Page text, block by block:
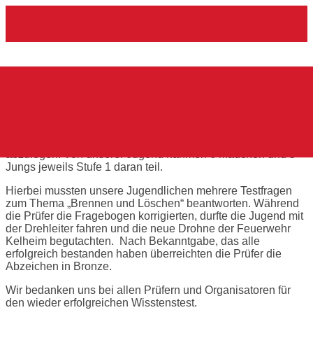
Wissenstest 2022
Jungs jeweils Stufe 1 daran teil.
Hierbei mussten unsere Jugendlichen mehrere Testfragen
zum Thema „Brennen und Löschen“ beantworten. Während
die Prüfer die Fragebogen korrigierten, durfte die Jugend mit
der Drehleiter fahren und die neue Drohne der Feuerwehr
Kelheim begutachten. Nach Bekanntgabe, das alle
erfolgreich bestanden haben überreichten die Prüfer die
Abzeichen in Bronze.
Wir bedanken uns bei allen Prüfern und Organisatoren für
den wieder erfolgreichen Wisstenstest.